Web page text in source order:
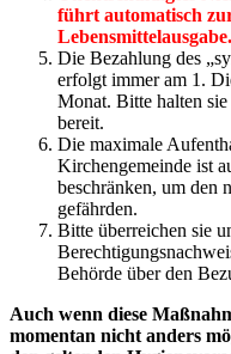
führt automatisch
Lebensmittelausgabe.
Die Bezahlung des
erfolgt immer am 1.
Monat. Bitte halten
bereit.
Die maximale
Kirchengemeinde ist
beschränken, um den
gefährden.
Bitte überreichen sie
Behörde über den
Auch wenn diese
momentan nicht anders